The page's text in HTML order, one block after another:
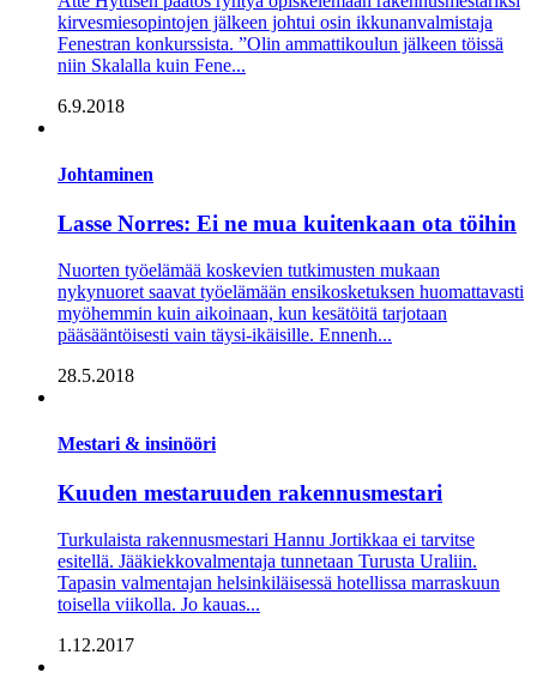
kirvesmiesopintojen jälkeen johtui osin ikkunanvalmistaja
Fenestran konkurssista. ”Olin ammattikoulun jälkeen töissä
niin Skalalla kuin Fene...
6.9.2018
Johtaminen
Lasse Norres: Ei ne mua kuitenkaan ota töihin
Nuorten työelämää koskevien tutkimusten mukaan
nykynuoret saavat työelämään ensikosketuksen huomattavasti
myöhemmin kuin aikoinaan, kun kesätöitä tarjotaan
pääsääntöisesti vain täysi-ikäisille. Ennenh...
28.5.2018
Mestari & insinööri
Kuuden mestaruuden rakennusmestari
Turkulaista rakennusmestari Hannu Jortikkaa ei tarvitse
esitellä. Jääkiekkovalmentaja tunnetaan Turusta Uraliin.
Tapasin valmentajan helsinkiläisessä hotellissa marraskuun
toisella viikolla. Jo kauas...
1.12.2017